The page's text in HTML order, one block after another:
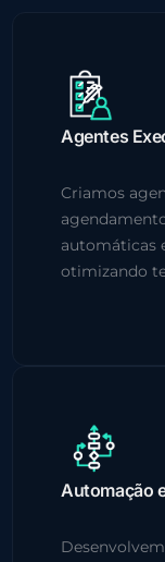
Agentes
Criamos
automáticas
otimizando
Automação